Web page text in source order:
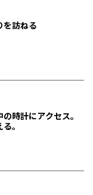
を訪ねる
時計にアクセス。
。